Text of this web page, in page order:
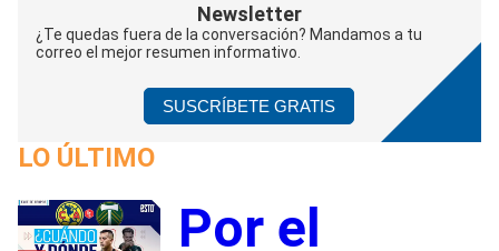
Newsletter
¿Te quedas fuera de la conversación? Mandamos a tu
correo el mejor resumen informativo.
SUSCRÍBETE GRATIS
LO ÚLTIMO
Por el